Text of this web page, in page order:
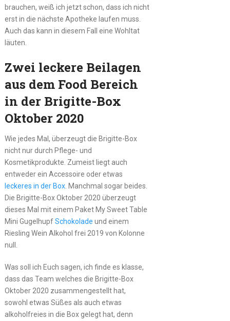
brauchen, weiß ich jetzt schon, dass ich nicht
erst in die nächste Apotheke laufen muss.
Auch das kann in diesem Fall eine Wohltat
läuten.
Zwei leckere Beilagen
aus dem Food Bereich
in der Brigitte-Box
Oktober 2020
Wie jedes Mal, überzeugt die Brigitte-Box
nicht nur durch Pflege- und
Kosmetikprodukte. Zumeist liegt auch
entweder ein Accessoire oder etwas
leckeres in der Box. Manchmal sogar beides.
Die Brigitte-Box Oktober 2020 überzeugt
dieses Mal mit einem Paket My Sweet Table
Mini GugelhupfSchokolade und einem
Riesling Wein Alkohol frei 2019 von Kolonne
null.
Was soll ich Euch sagen, ich finde es klasse,
dass das Team welches die Brigitte-Box
Oktober 2020 zusammengestellt hat,
sowohl etwas Süßes als auch etwas
alkoholfreies in die Box gelegt hat, denn